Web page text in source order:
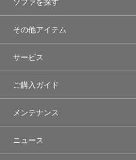
その他アイテム
サービス
ご購入ガイド
メンテナンス
ニュース